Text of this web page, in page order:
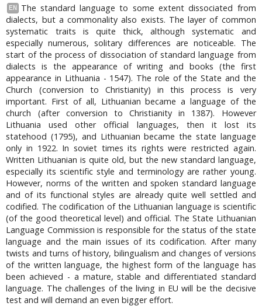
EN
The standard language to some extent dissociated from
dialects, but a commonality also exists. The layer of common
systematic traits is quite thick, although systematic and
especially numerous, solitary differences are noticeable. The
start of the process of dissociation of standard language from
dialects is the appearance of writing and books (the first
appearance in Lithuania - 1547). The role of the State and the
Church (conversion to Christianity) in this process is very
important. First of all, Lithuanian became a language of the
church (after conversion to Christianity in 1387). However
Lithuania used other official languages, then it lost its
statehood (1795), and Lithuanian became the state language
only in 1922. In soviet times its rights were restricted again.
Written Lithuanian is quite old, but the new standard language,
especially its scientific style and terminology are rather young.
However, norms of the written and spoken standard language
and of its functional styles are already quite well settled and
codified. The codification of the Lithuanian language is scientific
(of the good theoretical level) and official. The State Lithuanian
Language Commission is responsible for the status of the state
language and the main issues of its codification. After many
twists and turns of history, bilingualism and changes of versions
of the written language, the highest form of the language has
been achieved - a mature, stable and differentiated standard
language. The challenges of the living in EU will be the decisive
test and will demand an even bigger effort.